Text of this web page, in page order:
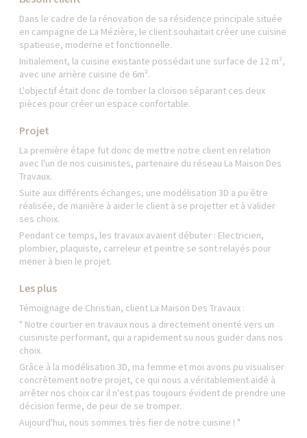
Dans le cadre de la rénovation de sa résidence principale située
en campagne de La Mézière, le client souhaitait créer une cuisine
spatieuse, moderne et fonctionnelle.
Initialement, la cuisine existante possédait une surface de 12 m²,
avec une arrière cuisine de 6m².
L'objectif était donc de tomber la cloison séparant ces deux
pièces pour créer un espace confortable.
Projet
La première étape fut donc de mettre notre client en relation
avec l'un de nos cuisinistes, partenaire du réseau La Maison Des
Travaux.
Suite aux différents échanges, une modélisation 3D a pu être
réalisée, de manière à aider le client à se projetter et à valider
ses choix.
Pendant ce temps, les travaux avaient débuter : Electricien,
plombier, plaquiste, carreleur et peintre se sont relayés pour
mener à bien le projet.
Les plus
Témoignage de Christian, client La Maison Des Travaux :
" Notre courtier en travaux nous a directement orienté vers un
cuisiniste performant, qui a rapidement su nous guider dans nos
choix.
Grâce à la modélisation 3D, ma femme et moi avons pu visualiser
concrêtement notre projet, ce qui nous a véritablement aidé à
arrêter nos choix car il n'est pas toujours évident de prendre une
décision ferme, de peur de se tromper.
Aujourd'hui, nous sommes très fier de notre cuisine ! "